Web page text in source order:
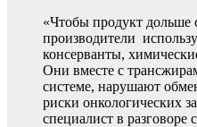
«Чтобы продукт дольше
производители
консерванты,
Они вместе с
системе, нарушают
риски онкологических
специалист в